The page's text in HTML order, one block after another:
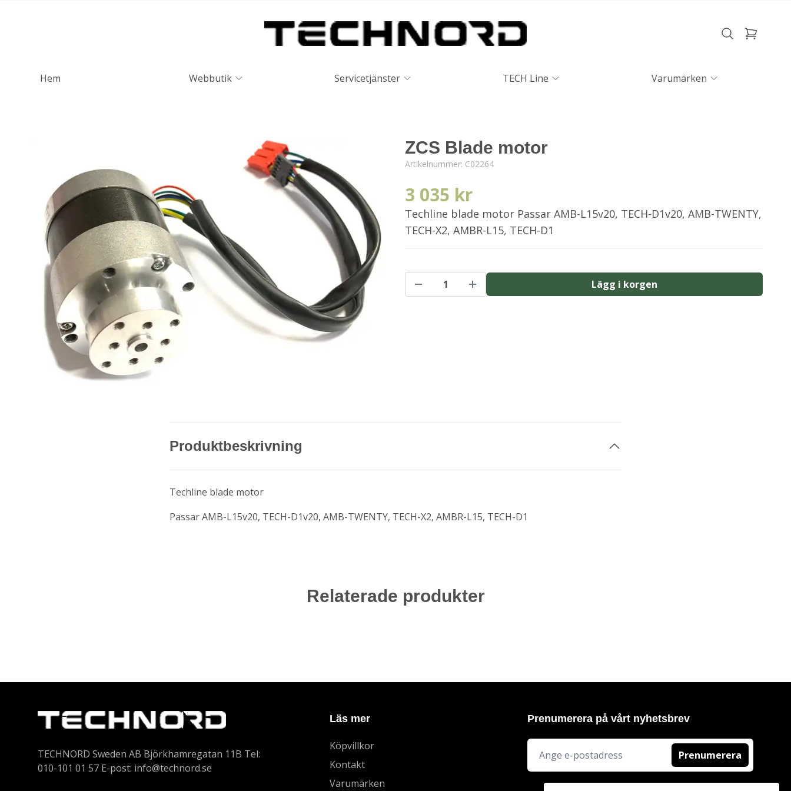
Hem Webbutik Servicetjänster TECH Line Varumärken
ZCS Blade motor
Artikelnummer: C02264
3 035 kr
Techline blade motor Passar AMB-L15v20, TECH-D1v20, AMB-TWENTY,
TECH-X2, AMBR-L15, TECH-D1
Lägg i korgen
Produktbeskrivning
Techline blade motor
Passar AMB-L15v20, TECH-D1v20, AMB-TWENTY, TECH-X2, AMBR-L15, TECH-D1
Relaterade produkter
TECHNORD Sweden AB Björkhamregatan 11B Tel:
010-101 01 57 E-post: info@technord.se
Läs mer
Köpvillkor
Kontakt
Varumärken
Prenumerera på vårt nyhetsbrev
Prenumerera